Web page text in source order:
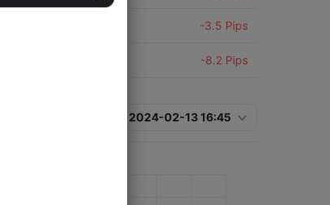
-3.5 Pips
-8.2 Pips
2024-02-13 16:45